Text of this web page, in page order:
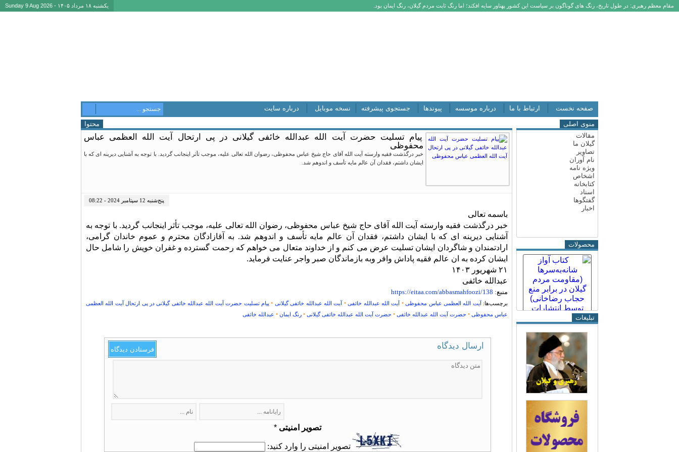
مقام معظم رهبری: در طول تاریخ، رنگ های گوناگون بر سیاست این کشور پهناور سایه افکند؛ اما رنگ ثابت مردم گیلان، رنگ ایمان بود. یکشنبه ۱۸ مرداد ۱۴۰۵ - Sunday 9 Aug 2026
صفحه نخست ارتباط با ما درباره موسسه پیوندها جستجوی پیشرفته نسخه موبایل درباره سایت
منوی اصلی
مقالات
گیلان ما
تصاویر
نام آوران
ویژه نامه
اشخاص
کتابخانه
اسناد
گفتگوها
اخبار
محصولات
تبلیغات
محتوا
پیام تسلیت حضرت آیت الله عبدالله خائفی گیلانی در پی ارتحال آیت الله العظمی عباس
محفوظی
خبر درگذشت فقیه وارسته آیت الله آقای حاج شیخ عباس محفوظی، رضوان الله تعالی علیه، موجب تأثر اینجانب گردید. با توجه به آشنایی دیرینه ‏ای که با
ایشان داشتم، فقدان آن عالم مایه تأسف و اندوهم شد.
پنج‌شنبه 12 سپتامبر 2024 - 08:22
باسمه تعالی
خبر درگذشت فقیه وارسته آیت الله آقای حاج شیخ عباس محفوظی، رضوان الله تعالی علیه، موجب تأثر اینجانب گردید. با توجه به
آشنایی دیرینه ‏ای که با ایشان داشتم، فقدان آن عالم مایه تأسف و اندوهم شد. به آقازادگان محترم و عموم خاندان گرامی،
ارادتمندان و شاگردان ایشان تسلیت عرض می ‏کنم و از خداوند متعال می ‏خواهم که رحمت گسترده و غفران خویش را شامل حال
ایشان کرده به ان عالم فقیه پاداش وافر وبه بازماندگان صبر واجر عنایت فرماید.
۲۱ شهریور ۱۴۰۳
عبدالله خائفی
منبع: https://eitaa.com/abbasmahfoozi/138
برچسب‌ها:آیت الله العظمی عباس محفوظی• آیت الله عبدالله خائفی• آیت الله عبدالله خائفی گیلانی • پیام تسلیت حضرت آیت الله عبدالله خائفی گیلانی در پی ارتحال آیت الله العظمی
عباس محفوظی • حضرت آیت الله عبدالله خائفی • حضرت آیت الله عبدالله خائفی گیلانی • رنگ ایمان • عبدالله خائفی
فرستادن دیدگاه ارسال دیدگاه
تصویر امنیتی *
تصویر امنیتی را وارد کنید: